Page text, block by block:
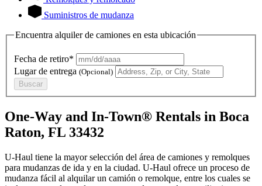
Suministros de mudanza
Encuentra alquiler de camiones en esta ubicación
Fecha de retiro*
Lugar de entrega (Opcional)
Buscar
One-Way and In-Town® Rentals in Boca
Raton, FL 33432
U-Haul tiene la mayor selección del área de camiones y remolques
para mudanzas de ida y en la ciudad. U-Haul ofrece un proceso de
mudanza fácil al alquilar un camión o remolque, entre los cuales se